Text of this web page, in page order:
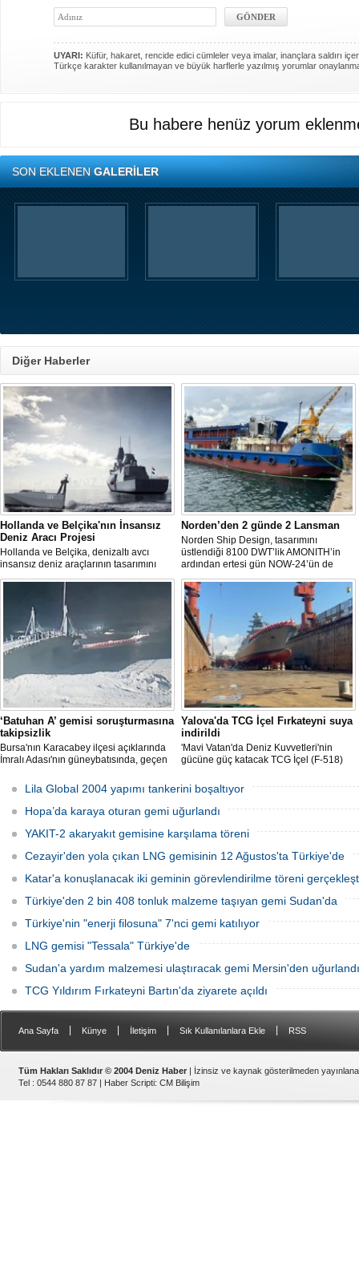
UYARI: Küfür, hakaret, rencide edici cümleler veya imalar, inançlara saldırı
Türkçe karakter kullanılmayan ve büyük harflerle yazılmış yorumlar
Bu habere henüz yorum
SON EKLENENGALERİLER
Diğer Haberler
Hollanda ve Belçika'nın İnsansız
Deniz Aracı Projesi
Hollanda ve Belçika, denizaltı avcı
insansız deniz araçlarının tasarımını
başlattı. Proje, 2 ülkenin deniz
kuvvetlerinin gelecekteki denizaltı karşıtı
yeteneklerini desteklemeyi amaçlıyor.
Norden’den 2 günde 2 Lansman
Norden Ship Design, tasarımını
üstlendiği 8100 DWT’lik AMONITH’in
ardından ertesi gün NOW-24’ün de
denize kavuşmasını kutladı.
‘Batuhan A’ gemisi soruşturmasına
takipsizlik
Bursa'nın Karacabey ilçesi açıklarında
İmralı Adası'nın güneybatısında, geçen
batmasıyla ilgili başlatılan soruşturma,
takipsizlikle sonuçlandı.
Yalova'da TCG İçel Fırkateyni suya
indirildi
'Mavi Vatan'da Deniz Kuvvetleri'nin
gücüne güç katacak TCG İçel (F-518)
düzenlenen törenle suya indirildi.
Lila Global 2004 yapımı tankerini boşaltıyor
Hopa’da karaya oturan gemi uğurlandı
YAKIT-2 akaryakıt gemisine karşılama töreni
Cezayir'den yola çıkan LNG gemisinin 12 Ağustos'ta Türkiye'de
Katar'a konuşlanacak iki geminin görevlendirilme töreni
Türkiye'den 2 bin 408 tonluk malzeme taşıyan gemi Sudan'da
Türkiye'nin "enerji filosuna" 7'nci gemi katılıyor
LNG gemisi "Tessala" Türkiye'de
Sudan'a yardım malzemesi ulaştıracak gemi Mersin'den uğurlandı
TCG Yıldırım Fırkateyni Bartın'da ziyarete açıldı
Ana Sayfa Künye İletişim Sık Kullanılanlara Ekle RSS
Tüm Hakları Saklıdır © 2004 Deniz Haber | İzinsiz ve kaynak gösterilmeden
Tel : 0544 880 87 87 | Haber Scripti: CM Bilişim